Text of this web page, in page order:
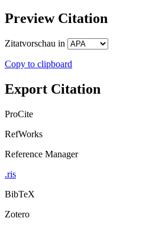
Preview Citation
Zitatvorschau in
Copy to clipboard
Export Citation
ProCite
RefWorks
Reference Manager
.ris
BibTeX
Zotero